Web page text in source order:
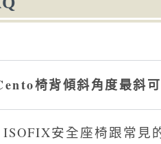
椅背傾斜角度最斜
安全座椅跟常見